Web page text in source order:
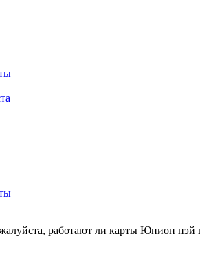
работают ли карты Юнион пэй